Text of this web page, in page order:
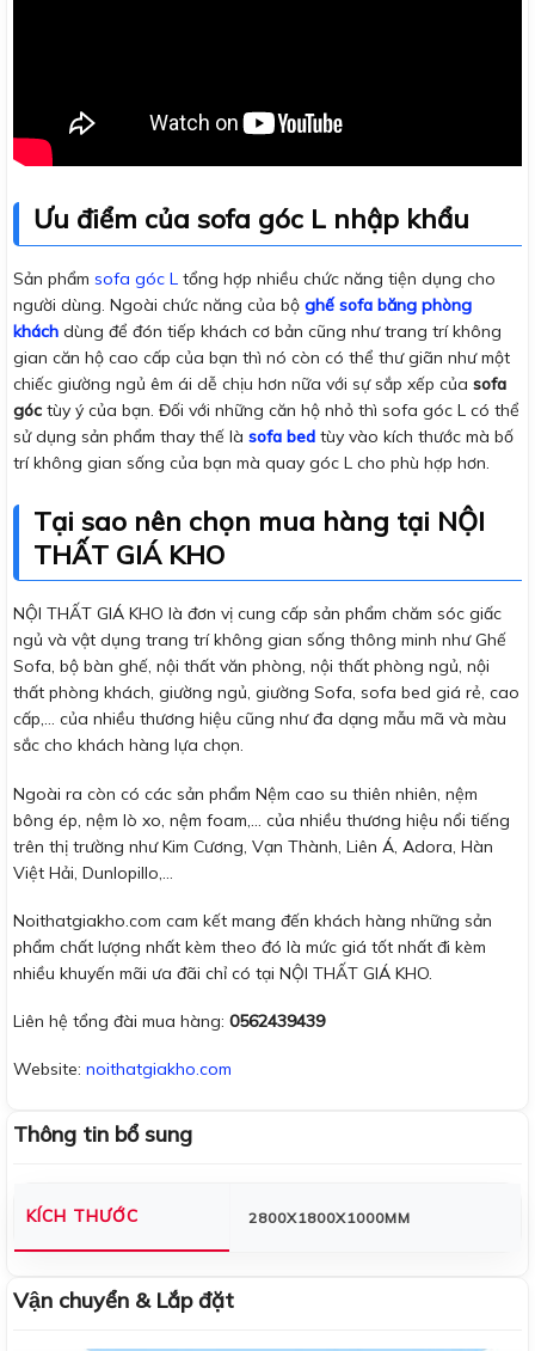
Ưu điểm của sofa góc L nhập khẩu
Sản phẩm sofa góc L tổng hợp nhiều chức năng tiện dụng cho
người dùng. Ngoài chức năng của bộ ghế sofa băng phòng
khách dùng để đón tiếp khách cơ bản cũng như trang trí không
gian căn hộ cao cấp của bạn thì nó còn có thể thư giãn như một
chiếc giường ngủ êm ái dễ chịu hơn nữa với sự sắp xếp của sofa
góc tùy ý của bạn. Đối với những căn hộ nhỏ thì sofa góc L có thể
sử dụng sản phẩm thay thế là sofa bed tùy vào kích thước mà bố
trí không gian sống của bạn mà quay góc L cho phù hợp hơn.
Tại sao nên chọn mua hàng tại NỘI
THẤT GIÁ KHO
NỘI THẤT GIÁ KHO là đơn vị cung cấp sản phẩm chăm sóc giấc
ngủ và vật dụng trang trí không gian sống thông minh như Ghế
Sofa, bộ bàn ghế, nội thất văn phòng, nội thất phòng ngủ, nội
thất phòng khách, giường ngủ, giường Sofa, sofa bed giá rẻ, cao
cấp,… của nhiều thương hiệu cũng như đa dạng mẫu mã và màu
sắc cho khách hàng lựa chọn.
Ngoài ra còn có các sản phẩm Nệm cao su thiên nhiên, nệm
bông ép, nệm lò xo, nệm foam,… của nhiều thương hiệu nổi tiếng
trên thị trường như Kim Cương, Vạn Thành, Liên Á, Adora, Hàn
Việt Hải, Dunlopillo,…
Noithatgiakho.com cam kết mang đến khách hàng những sản
phẩm chất lượng nhất kèm theo đó là mức giá tốt nhất đi kèm
nhiều khuyến mãi ưa đãi chỉ có tại NỘI THẤT GIÁ KHO.
Liên hệ tổng đài mua hàng: 0562439439
Website: noithatgiakho.com
Thông tin bổ sung
KÍCH THƯỚC 2800X1800X1000MM
Vận chuyển & Lắp đặt